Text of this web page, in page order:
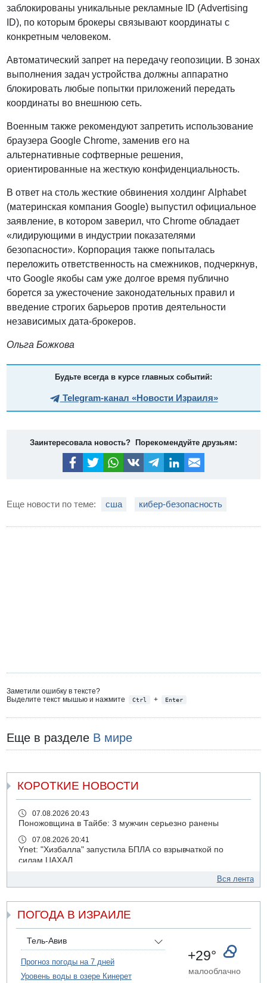
заблокированы уникальные рекламные ID (Advertising
ID), по которым брокеры связывают координаты с
конкретным человеком.
Автоматический запрет на передачу геопозиции. В зонах
выполнения задач устройства должны аппаратно
блокировать любые попытки приложений передать
координаты во внешнюю сеть.
Военным также рекомендуют запретить использование
браузера Google Chrome, заменив его на
альтернативные софтверные решения,
ориентированные на жесткую конфиденциальность.
В ответ на столь жесткие обвинения холдинг Alphabet
(материнская компания Google) выпустил официальное
заявление, в котором заверил, что Chrome обладает
«лидирующими в индустрии показателями
безопасности». Корпорация также попыталась
переложить ответственность на смежников, подчеркнув,
что Google якобы сам уже долгое время публично
борется за ужесточение законодательных правил и
введение строгих барьеров против деятельности
независимых дата-брокеров.
Ольга Божкова
Будьте всегда в курсе главных событий:
Telegram-канал «Новости Израиля»
Заинтересовала новость? Порекомендуйте друзьям:
Еще новости по теме: сша кибер-безопасность
Заметили ошибку в тексте?
Выделите текст мышью и нажмите
Ctrl + Enter
Еще в разделе В мире
КОРОТКИЕ НОВОСТИ
07.08.2026 20:43
Поножовщина в Тайбе: 3 мужчин серьезно ранены
07.08.2026 20:41
Ynet: "Хизбалла" запустила БПЛА со взрывчаткой по
силам ЦАХАЛ
ДТП в Ашдоде: тяжело ранены двое маленьких детей
07.08.2026 19:14
Скончался водитель, врезавшийся в стену в
Иерусалиме
07.08.2026 17:57
Подозреваемый в домогательствах в хостеле - Гильбоа
Дахан
07.08.2026 17:55
Вся лента
ПОГОДА В ИЗРАИЛЕ
Тель-Авив
Прогноз погоды на 7 дней
Уровень воды в озере Кинерет
+29°
малооблачно